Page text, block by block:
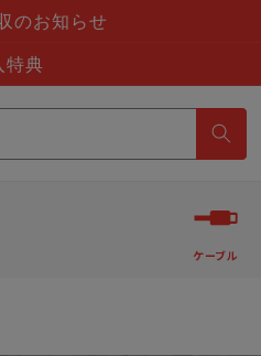
のお知らせ
特典
ケーブル